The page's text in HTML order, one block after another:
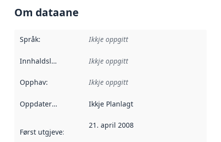
Om dataane
Språk: Ikkje oppgitt
Innhaldsleverandørar :
Ikkje oppgitt
Opphav: Ikkje oppgitt
Oppdateringsfrekvens :
Ikkje Planlagt
Først utgjeve: Denne datoen seier når dataa i dette
21. april 2008